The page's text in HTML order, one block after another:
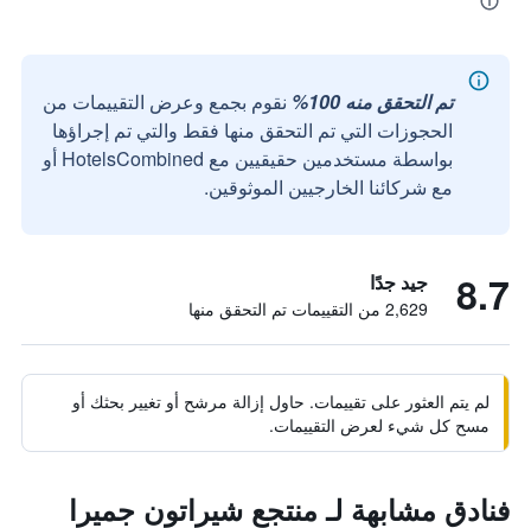
تم التحقق منه 100%
نقوم بجمع وعرض التقييمات من
الحجوزات التي تم التحقق منها فقط والتي تم إجراؤها
بواسطة مستخدمين حقيقيين مع HotelsCombined أو
مع شركائنا الخارجيين الموثوقين.
8.7 جيد جدًا
2,629 من التقييمات تم التحقق منها
لم يتم العثور على تقييمات. حاول إزالة مرشح أو تغيير بحثك أو
مسح كل شيء لعرض التقييمات.
فنادق مشابهة لـ منتجع شيراتون جميرا